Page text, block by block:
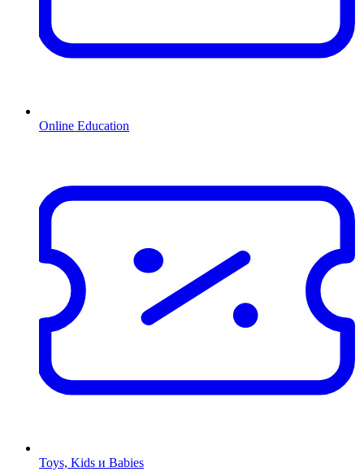
Online Education
Toys, Kids и Babies